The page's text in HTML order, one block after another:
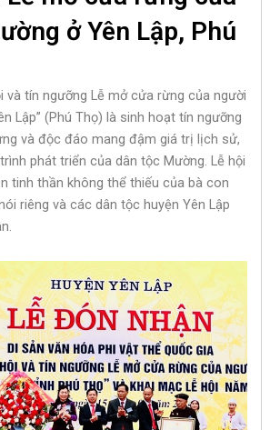
ở Yên Lập, Phú
và tín ngưỡng Lễ mở cửa rừng của người
Lập” (Phú Thọ) là sinh hoạt tín ngưỡng
và độc đáo mang đậm giá trị lịch sử,
phát triển của dân tộc Mường. Lễ hội
tinh thần không thể thiếu của bà con
riêng và các dân tộc huyện Yên Lập